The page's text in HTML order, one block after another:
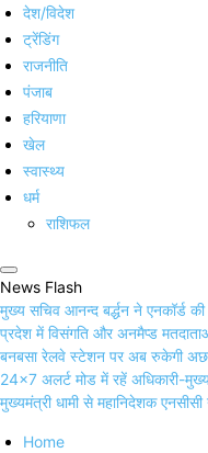
देश/विदेश
ट्रेंडिंग
राजनीति
पंजाब
हरियाणा
खेल
स्वास्थ्य
धर्म
राशिफल
News Flash
मुख्य सचिव आनन्द बर्द्धन ने एनकॉर्ड
प्रदेश में विसंगति और अनमैप्ड
बनबसा रेलवे स्टेशन पर अब रुकेगी
24×7 अलर्ट मोड में रहें अधिकारी-
मुख्यमंत्री धामी से महानिदेशक एनसीसी
Home